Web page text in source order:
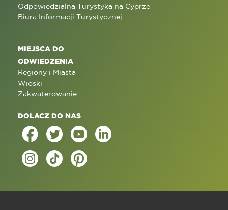
Odpowiedzialna Turystyka na Cyprze
Biura Informacji Turystycznej
MIEJSCA DO
ODWIEDZENIA
Regiony i Miasta
Wioski
Zakwaterowanie
DOLACZ DO NAS